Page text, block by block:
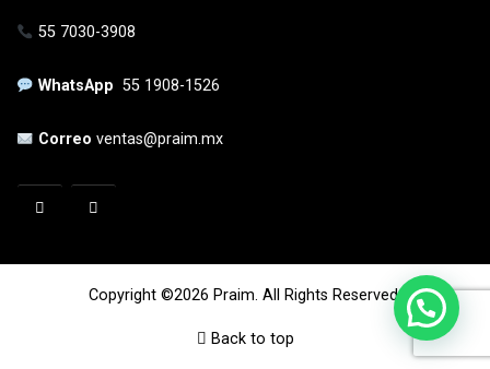
55 7030-3908
WhatsApp55 1908-1526
Correoventas@praim.mx
Copyright ©2026 Praim. All Rights Reserved.
Back to top